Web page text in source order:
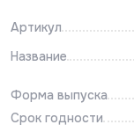
Артикул
Название
Форма выпуска
Срок годности